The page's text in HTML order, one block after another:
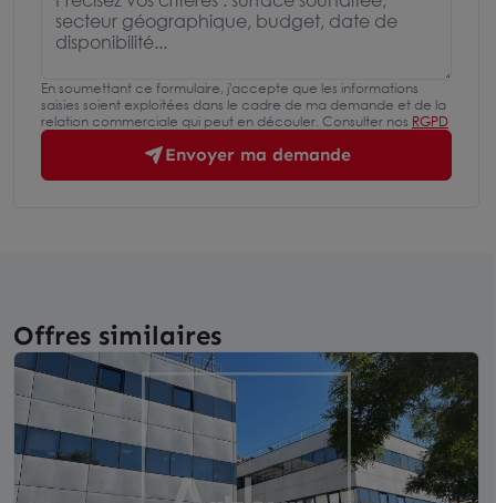
En soumettant ce formulaire, j'accepte que les informations
saisies soient exploitées dans le cadre de ma demande et de la
relation commerciale qui peut en découler. Consulter nos RGPD
Envoyer ma demande
Offres similaires